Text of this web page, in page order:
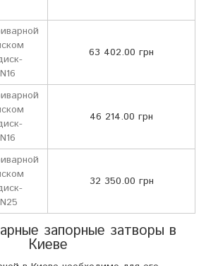
63 402.00 грн
46 214.00 грн
32 350.00 грн
запорные затворы в
Киеве